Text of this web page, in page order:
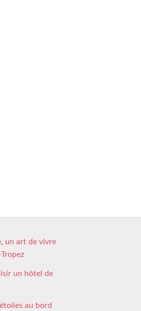
un art de vivre
un hôtel de
au bord